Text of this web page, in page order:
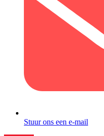
Stuur ons een e-mail